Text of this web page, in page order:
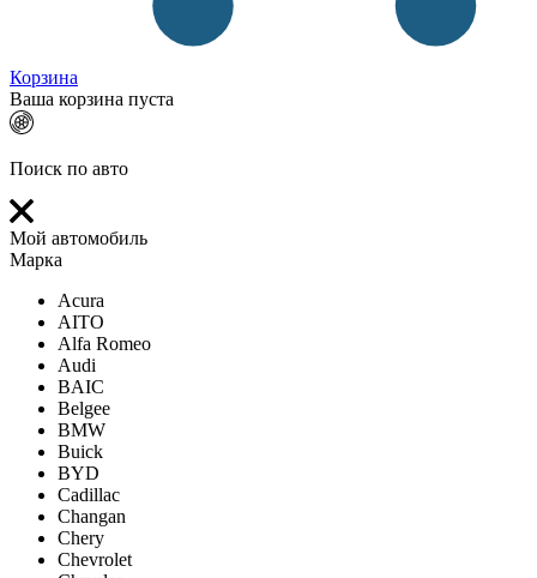
Корзина
Ваша корзина пуста
Поиск по авто
Мой автомобиль
Марка
Acura
AITO
Alfa Romeo
Audi
BAIC
Belgee
BMW
Buick
BYD
Cadillac
Changan
Chery
Chevrolet